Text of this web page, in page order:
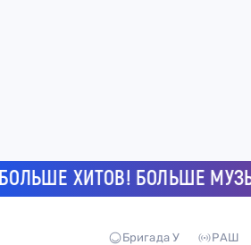
ХИТОВ! БОЛЬШЕ МУЗЫКИ!
Бригада У РАШ